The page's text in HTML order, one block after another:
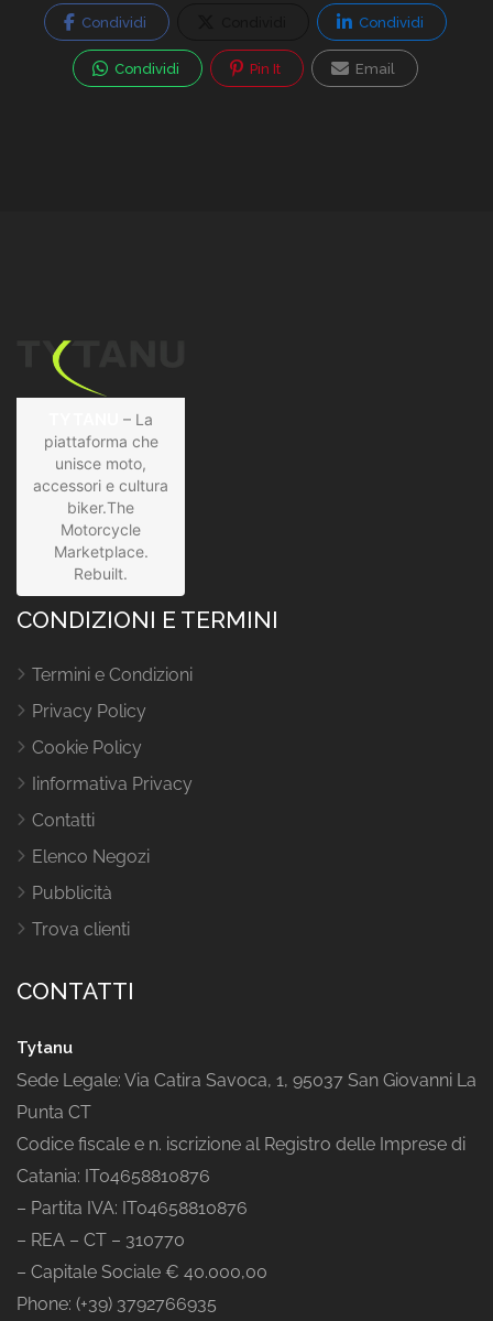
Condividi Condividi
Condividi Pin It Email
– La
piattaforma che
unisce moto,
accessori e cultura
biker.The
Motorcycle
Marketplace.
Rebuilt.
CONDIZIONI E TERMINI
Termini e Condizioni
Privacy Policy
Cookie Policy
Iinformativa Privacy
Contatti
Elenco Negozi
Pubblicità
Trova clienti
CONTATTI
Tytanu
Sede Legale: Via Catira Savoca, 1, 95037 San Giovanni La
Punta CT
Codice fiscale e n. iscrizione al Registro delle Imprese di
Catania: IT04658810876
– Partita IVA: IT04658810876
– REA – CT – 310770
– Capitale Sociale € 40.000,00
Phone: (+39) 3792766935